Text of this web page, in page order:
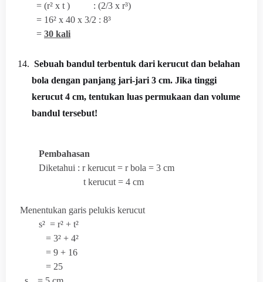
= (r² x t ) : (2/3 x r³)
= 16² x 40 x 3/2 : 8³
= 30 kali
14. Sebuah bandul terbentuk dari kerucut dan belahan
bola dengan panjang jari-jari 3 cm. Jika tinggi
kerucut 4 cm, tentukan luas permukaan dan volume
bandul tersebut!
Pembahasan
Diketahui : r kerucut = r bola = 3 cm
t kerucut = 4 cm
Menentukan garis pelukis kerucut
s² = r² + t²
= 3² + 4²
= 9 + 16
= 25